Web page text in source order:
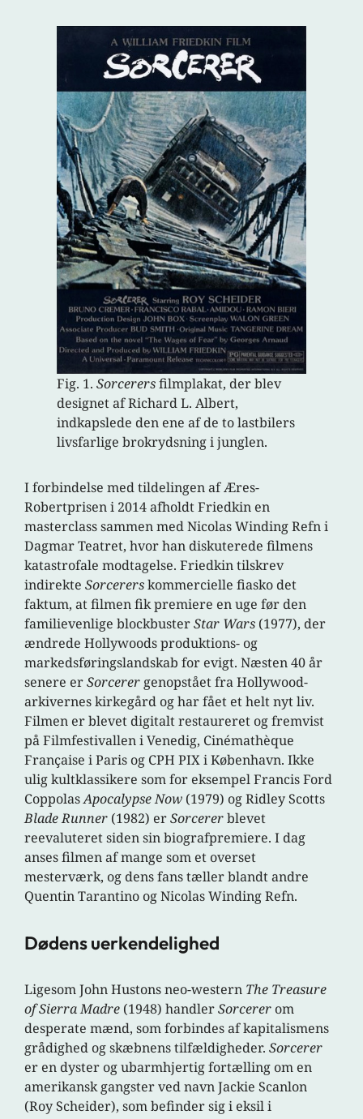
Fig. 1.Sorcerersfilmplakat, der blev
designet af Richard L. Albert,
indkapslede den ene af de to lastbilers
livsfarlige brokrydsning i junglen.
I forbindelse med tildelingen af Æres-
Robertprisen i 2014 afholdt Friedkin en
masterclass sammen med Nicolas Winding Refn i
Dagmar Teatret, hvor han diskuterede filmens
katastrofale modtagelse. Friedkin tilskrev
indirekteSorcererskommercielle fiasko det
faktum, at filmen fik premiere en uge før den
familievenlige blockbusterStar Wars (1977), der
ændrede Hollywoods produktions- og
markedsføringslandskab for evigt. Næsten 40 år
senere erSorcerer genopstået fra Hollywood-
arkivernes kirkegård og har fået et helt nyt liv.
Filmen er blevet digitalt restaureret og fremvist
på Filmfestivallen i Venedig, Cinémathèque
Française i Paris og CPH PIX i København. Ikke
ulig kultklassikere som for eksempel Francis Ford
CoppolasApocalypse Now (1979) og Ridley Scotts
Blade Runner (1982) erSorcererblevet
reevaluteret siden sin biografpremiere. I dag
anses filmen af mange som et overset
mesterværk, og dens fans tæller blandt andre
Quentin Tarantino og Nicolas Winding Refn.
Dødens uerkendelighed
Ligesom John Hustons neo-western The Treasure
of Sierra Madre (1948) handlerSorcerer om
desperate mænd, som forbindes af kapitalismens
grådighed og skæbnens tilfældigheder.Sorcerer
er en dyster og ubarmhjertig fortælling om en
amerikansk gangster ved navn Jackie Scanlon
(Roy Scheider), som befinder sig i eksil i